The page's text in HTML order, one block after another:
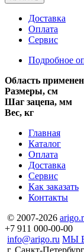
Доставка
Оплата
Сервис
Подробное
Область
Размеры, см
Шаг зацепа, мм
Вес, кг
Главная
Каталог
Оплата
Доставка
Сервис
Как заказать
Контакты
© 2007-2026
+7 911 000-00-00
info@arigo.ru МЫ
г. Санкт-